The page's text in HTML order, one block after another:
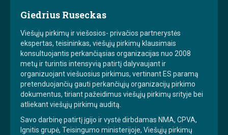
Giedrius Ruseckas
Viešųjų pirkimų ir viešosios- privačios partnerystės
ekspertas, teisininkas, viešųjų pirkimų klausimais
konsultuojantis perkančiąsias organizacijas nuo 2008
metų ir turintis intensyvią patirtį dalyvaujant ir
organizuojant viešuosius pirkimus, vertinant ES paramą
pretenduojančių gauti perkančiųjų organizacijų pirkimo
dokumentus, tiriant pažeidimus viešųjų pirkimų srityje bei
atliekant viešųjų pirkimų auditą.
Savo darbinę patirtį įgijo ir vystė dirbdamas NMA, CPVA,
Ignitis grupė, Teisingumo ministerijoje, Viešųjų pirkimų